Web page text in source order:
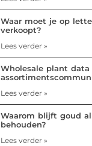
Waar moet je op
verkoopt?
Lees verder »
Wholesale plant data
Lees verder »
Waarom blijft goud
behouden?
Lees verder »